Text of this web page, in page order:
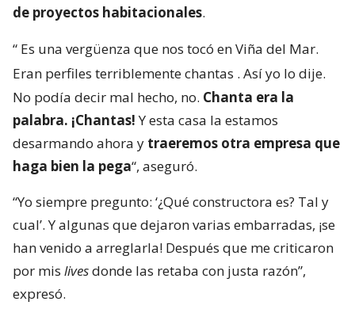
de proyectos habitacionales.
“ Es una vergüenza que nos tocó en Viña del Mar.
Eran perfiles terriblemente chantas . Así yo lo dije.
No podía decir mal hecho, no. Chanta era la
palabra. ¡Chantas!Y esta casa la estamos
desarmando ahora y traeremos otra empresa que
haga bien la pega“, aseguró.
“Yo siempre pregunto: ‘¿Qué constructora es? Tal y
cual’. Y algunas que dejaron varias embarradas, ¡se
han venido a arreglarla! Después que me criticaron
por mis livesdonde las retaba con justa razón”,
expresó.